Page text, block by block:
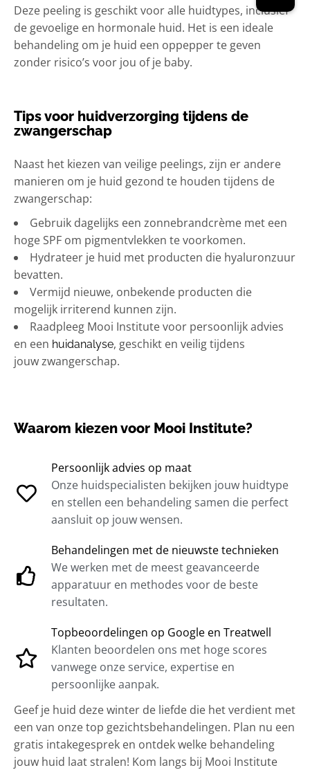
Deze peeling is geschikt voor alle huidtypes, inclusief
de gevoelige en hormonale huid. Het is een ideale
behandeling om je huid een oppepper te geven
zonder risico’s voor jou of je baby.
Tips voor huidverzorging tijdens de
zwangerschap
Naast het kiezen van veilige peelings, zijn er andere
manieren om je huid gezond te houden tijdens de
zwangerschap:
Gebruik dagelijks een zonnebrandcrème met een
hoge SPF om pigmentvlekken te voorkomen.
Hydrateer je huid met producten die hyaluronzuur
bevatten.
Vermijd nieuwe, onbekende producten die
mogelijk irriterend kunnen zijn.
Raadpleeg Mooi Institute voor persoonlijk advies
en een huidanalyse, geschikt en veilig tijdens
jouw zwangerschap.
Waarom kiezen voor Mooi Institute?
Persoonlijk advies op maat
Onze huidspecialisten bekijken jouw huidtype
en stellen een behandeling samen die perfect
aansluit op jouw wensen.
Behandelingen met de nieuwste technieken
We werken met de meest geavanceerde
apparatuur en methodes voor de beste
resultaten.
Topbeoordelingen op Google en Treatwell
Klanten beoordelen ons met hoge scores
vanwege onze service, expertise en
persoonlijke aanpak.
Geef je huid deze winter de liefde die het verdient met
een van onze top gezichtsbehandelingen. Plan nu een
gratis intakegesprek en ontdek welke behandeling
jouw huid laat stralen! Kom langs bij Mooi Institute